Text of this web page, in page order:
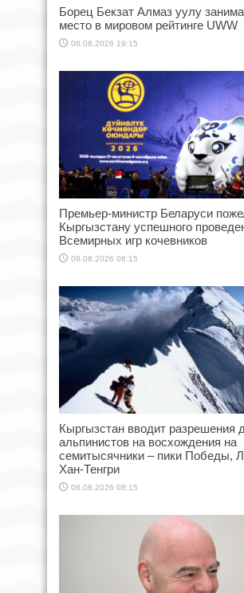
Борец Бекзат Алмаз уулу
место в мировом рейтинге UWW
08.08.2026 19:15
Премьер-министр Беларуси
Кыргызстану успешного
Всемирных игр кочевников
08.08.2026 08:15
Кыргызстан вводит разрешения
альпинистов на восхождения на
семитысячники – пики Победы,
Хан-Тенгри
08.08.2026 08:15